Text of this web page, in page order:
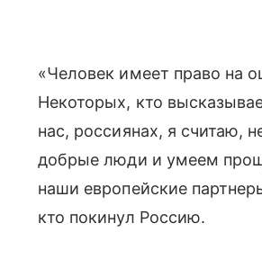
«Человек имеет право на
Некоторых, кто
нас, россиянах, я считаю,
добрые люди и умеем
наши европейские
кто покинул Россию.